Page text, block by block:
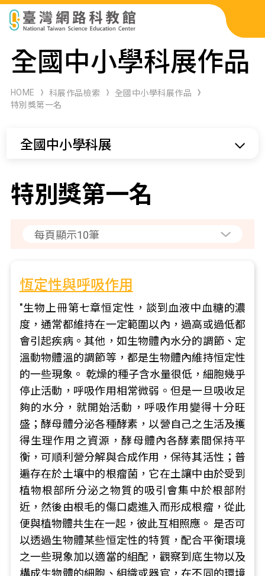
科展作品檢索
科學研習月刊
全國中小學科展作品
HOME 科展作品檢索
全國中小學科展作品
特別獎第一名
全國中小學科展
特別獎第一名
恆定性與呼吸作用
"生物上冊第七章恒定性，談到血液中血糖的濃
度，通常都維持在一定範圍以內，過高或過低都
會引起疾病。其他，如生物體內水分的調節、定
溫動物體溫的調節等，都是生物體內維持恒定性
的一些現象。 乾燥的種子含水量很低，細胞幾乎
停止活動，呼吸作用相常微弱。但是一旦吸收足
夠的水分，就開始活動，呼吸作用變得十分旺
盛；酵母體分泌各種酵素，以營自己之生活及擭
得生理作用之資源，酵母體內各酵素間保持平
衡，可順利營分解與合成作用，保待其活性；普
遍存在於土壤中的根瘤菌，它在土讓中由於受到
植物根部所分泌之物質的吸引會集中於根部附
近，然後由根毛的傷口處進入而形成根瘤，從此
便與植物體共生在一起，彼此互相照應。 是否可
以透過生物體某些恒定性的特質，配合平衡環境
之一些現象加以適當的組配，觀察到底生物以及
構成生物體的細胞、組織或器官，在不同的環境